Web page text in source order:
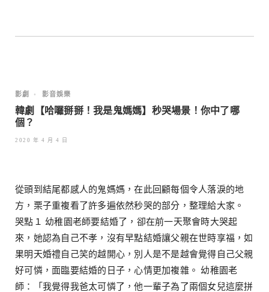
影劇 • 影音娛樂
韓劇【哈囉掰掰！我是鬼媽媽】秒哭場景！你中了哪
個？
2020 年 4 月 4 日
從頭到結尾都感人的鬼媽媽，在此回顧每個令人落淚的地
方，栗子重複看了許多遍依然秒哭的部分，整理給大家。
哭點１ 幼稚園老師要結婚了，卻在前一天聚會時大哭起
來，她認為自己不孝，沒有早點結婚讓父親在世時享福，如
果明天婚禮自己笑的越開心，別人是不是越會覺得自己父親
好可憐，面臨要結婚的日子，心情更加複雜。 幼稚園老
師：「我覺得我爸太可憐了，他一輩子為了兩個女兒這麼拼